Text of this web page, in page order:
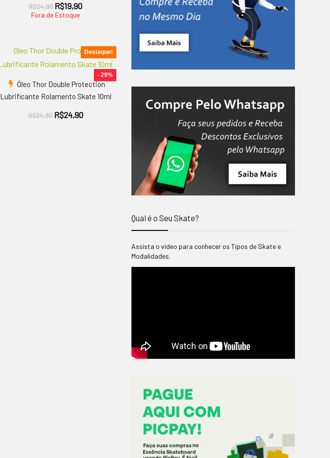
R$24,90 O
preço
R$24,90.
R$19,90O
R$19,90.
Fora de Estoque
Destaque!
- 29%
Óleo Thor Double Protection
Lubrificante Rolamento Skate 10ml
R$34,90 O
R$24,90O
Qual é o Seu Skate?
Assista o vídeo para conhecer os Tipos de Skate e
Modalidades.